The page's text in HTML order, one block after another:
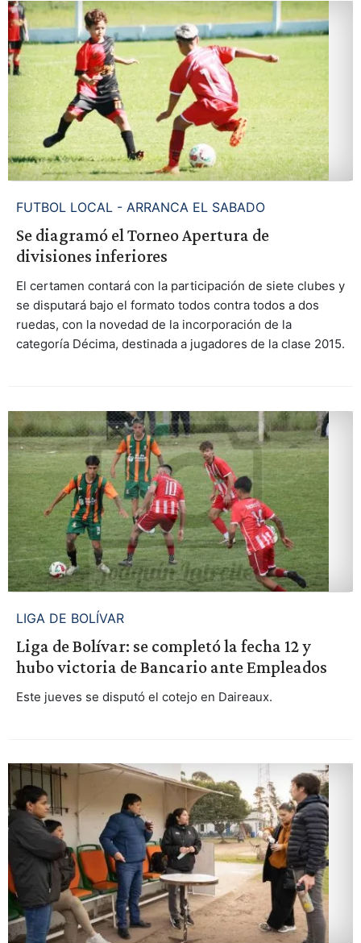
FUTBOL LOCAL - ARRANCA EL SABADO
Se diagramó el Torneo Apertura de
divisiones inferiores
El certamen contará con la participación de siete clubes y
se disputará bajo el formato todos contra todos a dos
ruedas, con la novedad de la incorporación de la
categoría Décima, destinada a jugadores de la clase 2015.
LIGA DE BOLÍVAR
Liga de Bolívar: se completó la fecha 12 y
hubo victoria de Bancario ante Empleados
Este jueves se disputó el cotejo en Daireaux.